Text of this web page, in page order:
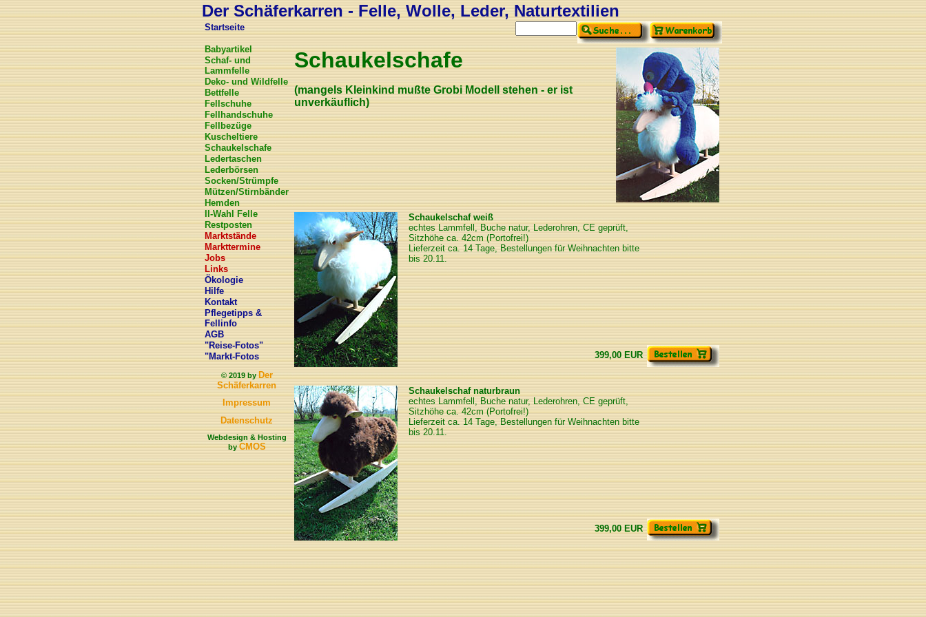
Der Schäferkarren - Felle, Wolle, Leder, Naturtextilien
Startseite
Babyartikel
Schaf- und
Lammfelle
Deko- und Wildfelle
Bettfelle
Fellschuhe
Fellhandschuhe
Fellbezüge
Kuscheltiere
Schaukelschafe
Ledertaschen
Lederbörsen
Socken/Strümpfe
Mützen/Stirnbänder
Hemden
II-Wahl Felle
Restposten
Marktstände
Markttermine
Jobs
Links
Ökologie
Hilfe
Kontakt
Pflegetipps &
Fellinfo
AGB
"Reise-Fotos"
"Markt-Fotos
© 2019 byDer
Schäferkarren
Impressum
Datenschutz
Webdesign & Hosting
byCMOS
Schaukelschafe
(mangels Kleinkind mußte Grobi Modell stehen - er ist
unverkäuflich)
Schaukelschaf weiß
echtes Lammfell, Buche natur, Lederohren, CE geprüft,
Sitzhöhe ca. 42cm (Portofrei!)
Lieferzeit ca. 14 Tage, Bestellungen für Weihnachten bitte
bis 20.11.
399,00 EUR
Schaukelschaf naturbraun
echtes Lammfell, Buche natur, Lederohren, CE geprüft,
Sitzhöhe ca. 42cm (Portofrei!)
Lieferzeit ca. 14 Tage, Bestellungen für Weihnachten bitte
bis 20.11.
399,00 EUR